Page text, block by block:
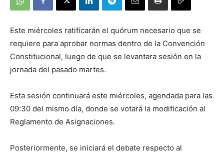
Este miércoles ratificarán el quórum necesario que se
requiere para aprobar normas dentro de la Convención
Constitucional, luego de que se levantara sesión en la
jornada del pasado martes.
Esta sesión continuará este miércoles, agendada para las
09:30 del mismo día, donde se votará la modificación al
Reglamento de Asignaciones.
Posteriormente, se iniciará el debate respecto al